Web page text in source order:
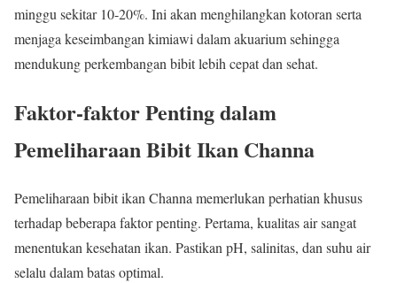
minggu sekitar 10-20%. Ini akan menghilangkan kotoran serta
menjaga keseimbangan kimiawi dalam akuarium sehingga
mendukung perkembangan bibit lebih cepat dan sehat.
Faktor-faktor Penting dalam
Pemeliharaan Bibit Ikan Channa
Pemeliharaan bibit ikan Channa memerlukan perhatian khusus
terhadap beberapa faktor penting. Pertama, kualitas air sangat
menentukan kesehatan ikan. Pastikan pH, salinitas, dan suhu air
selalu dalam batas optimal.